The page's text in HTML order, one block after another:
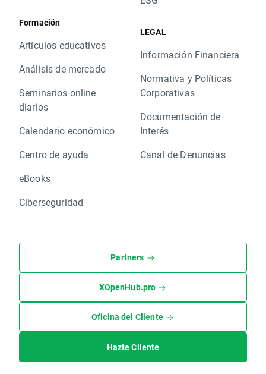
Formación
Artículos educativos
Análisis de mercado
Seminarios online
diarios
Calendario económico
Centro de ayuda
eBooks
Ciberseguridad
LEGAL
Información Financiera
Normativa y Políticas
Corporativas
Documentación de
Interés
Canal de Denuncias
Partners
XOpenHub.pro
Oficina del Cliente
Hazte Cliente